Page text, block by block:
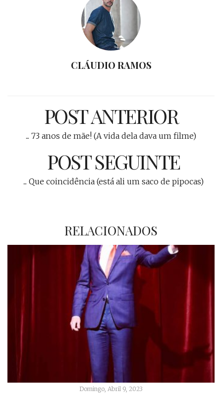
CLÁUDIO RAMOS
POST ANTERIOR
... 73 anos de mãe! (A vida dela dava um filme)
POST SEGUINTE
... Que coincidência (está ali um saco de pipocas)
RELACIONADOS
Domingo, Abril 9, 2023